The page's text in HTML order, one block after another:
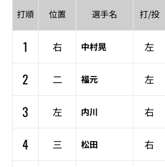
打順 位置 選手名 打/投
1 右 中村晃 左
2
二 福元 左
3
左 内川 右
4
三 松田 右